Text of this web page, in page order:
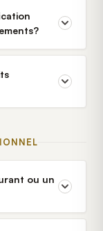
ou un